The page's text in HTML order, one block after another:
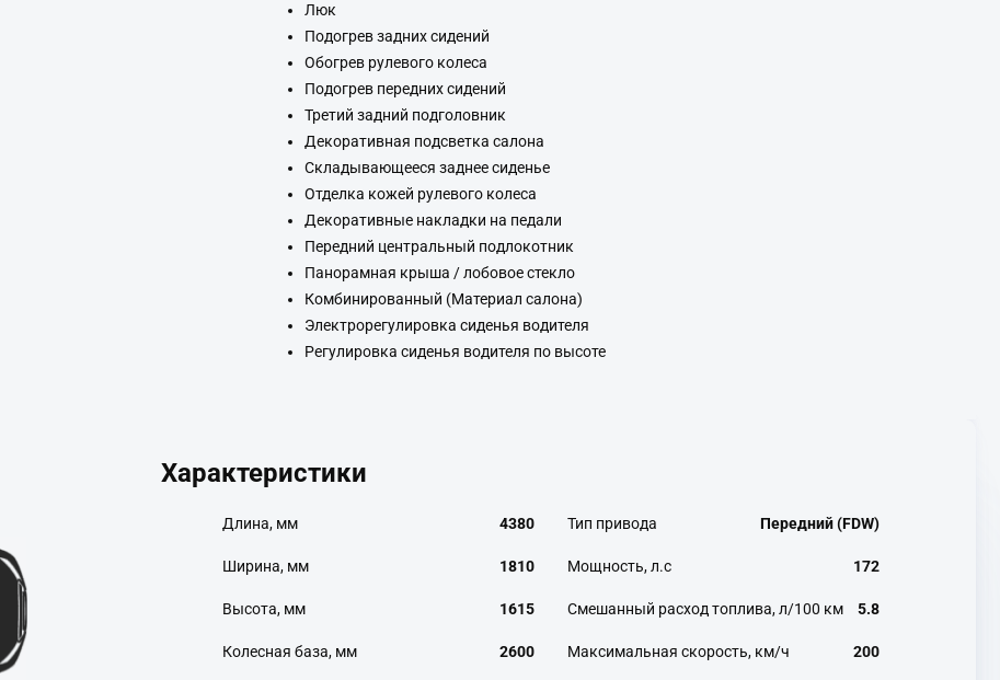
Люк
Подогрев задних сидений
Обогрев рулевого колеса
Подогрев передних сидений
Третий задний подголовник
Декоративная подсветка салона
Складывающееся заднее сиденье
Отделка кожей рулевого колеса
Декоративные накладки на педали
Передний центральный подлокотник
Панорамная крыша / лобовое стекло
Комбинированный (Материал салона)
Электрорегулировка сиденья водителя
Регулировка сиденья водителя по высоте
Характеристики
Длина, мм
Ширина, мм
Высота, мм
Колесная база, мм
4380
1810
1615
2600
Тип привода
Мощность, л.с
Смешанный расход топлива, л/100 км
Максимальная скорость, км/ч
Передний (FDW)
172
5.8
200